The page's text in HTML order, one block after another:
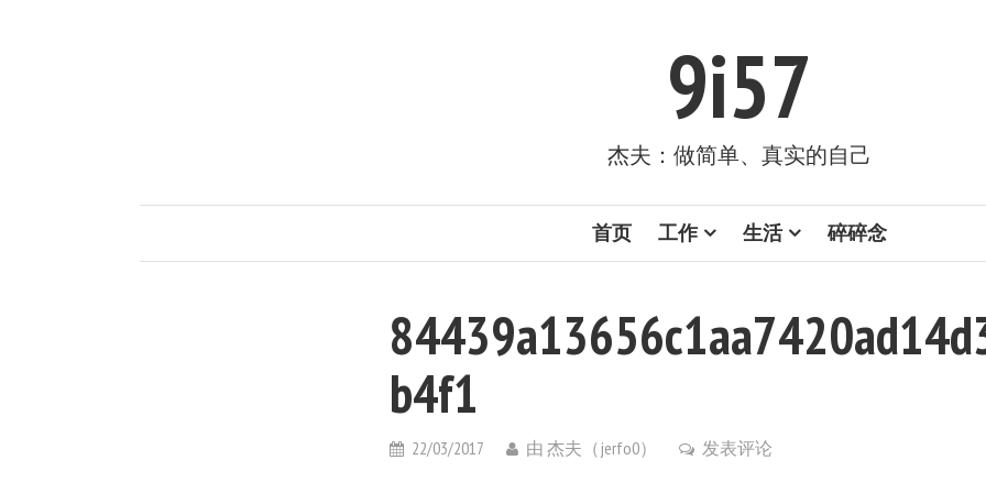
9i57
杰夫：做简单、真实的自己
首页 工作 生活 碎碎念
b4f1
22/03/2017 由杰夫（jerfo0） 发表评论